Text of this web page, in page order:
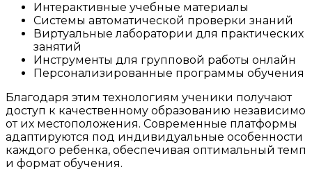
Интерактивные учебные материалы
Системы автоматической проверки знаний
Виртуальные лаборатории для практических
занятий
Инструменты для групповой работы онлайн
Персонализированные программы обучения
Благодаря этим технологиям ученики получают
доступ к качественному образованию независимо
от их местоположения. Современные платформы
адаптируются под индивидуальные особенности
каждого ребенка, обеспечивая оптимальный темп
и формат обучения.